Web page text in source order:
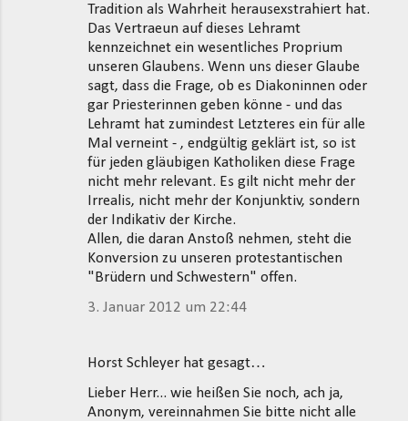
Tradition als Wahrheit herausexstrahiert hat.
Das Vertraeun auf dieses Lehramt
kennzeichnet ein wesentliches Proprium
unseren Glaubens. Wenn uns dieser Glaube
sagt, dass die Frage, ob es Diakoninnen oder
gar Priesterinnen geben könne - und das
Lehramt hat zumindest Letzteres ein für alle
Mal verneint - , endgültig geklärt ist, so ist
für jeden gläubigen Katholiken diese Frage
nicht mehr relevant. Es gilt nicht mehr der
Irrealis, nicht mehr der Konjunktiv, sondern
der Indikativ der Kirche.
Allen, die daran Anstoß nehmen, steht die
Konversion zu unseren protestantischen
"Brüdern und Schwestern" offen.
3. Januar 2012 um 22:44
Horst Schleyer hat gesagt…
Lieber Herr... wie heißen Sie noch, ach ja,
Anonym, vereinnahmen Sie bitte nicht alle